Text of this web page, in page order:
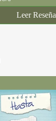
Leer Reseña